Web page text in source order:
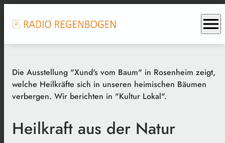
menu
Die Ausstellung "Xund's vom Baum" in Rosenheim zeigt,
welche Heilkräfte sich in unseren heimischen Bäumen
verbergen. Wir berichten in "Kultur Lokal".
Heilkraft aus der Natur